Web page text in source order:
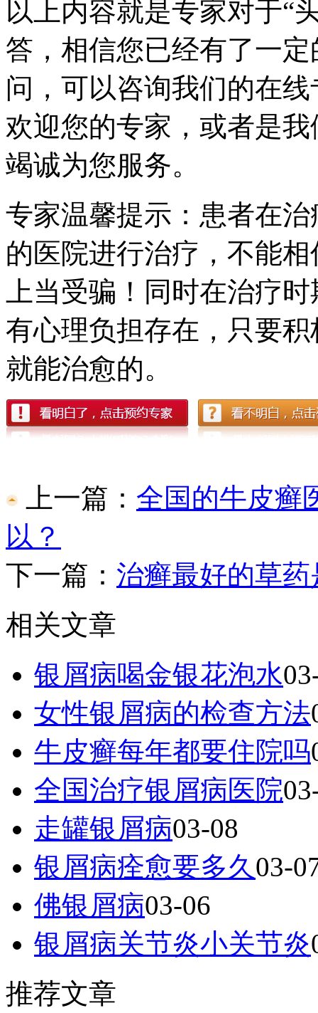
以上内容就是专家对于“
答，相信您已经有了一
问，可以咨询我们的在
欢迎您的专家，或者是
竭诚为您服务。
专家温馨提示：患者在
的医院进行治疗，不能
上当受骗！同时在治疗
有心理负担存在，只要
就能治愈的。
上一篇： 全国的牛皮癣
以？
下一篇： 治癣最好的草药
相关文章
银屑病喝金银花泡水
女性银屑病的检查方法
牛皮癣每年都要住院吗
全国治疗银屑病医院
走罐银屑病03-08
银屑病痊愈要多久03-
佛银屑病03-06
银屑病关节炎小关节炎
推荐文章